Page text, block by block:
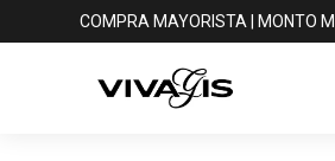
COMPRA MAYORISTA | MONTO